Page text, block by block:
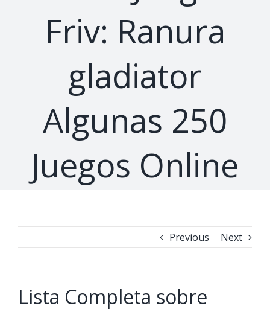
Friv: Ranura
gladiator
Algunas 250
Juegos Online
Previous Next
Lista Completa sobre